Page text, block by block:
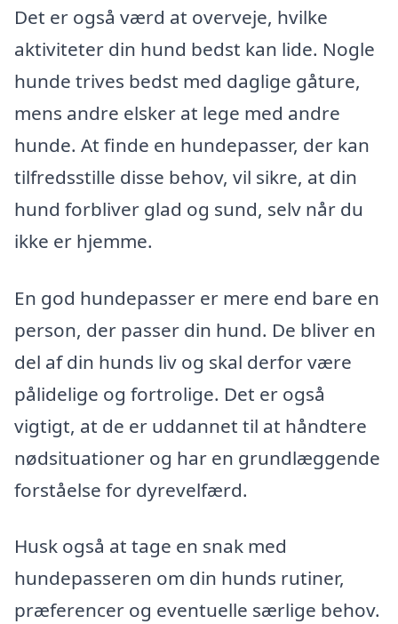
Det er også værd at overveje, hvilke
aktiviteter din hund bedst kan lide. Nogle
hunde trives bedst med daglige gåture,
mens andre elsker at lege med andre
hunde. At finde en hundepasser, der kan
tilfredsstille disse behov, vil sikre, at din
hund forbliver glad og sund, selv når du
ikke er hjemme.
En god hundepasser er mere end bare en
person, der passer din hund. De bliver en
del af din hunds liv og skal derfor være
pålidelige og fortrolige. Det er også
vigtigt, at de er uddannet til at håndtere
nødsituationer og har en grundlæggende
forståelse for dyrevelfærd.
Husk også at tage en snak med
hundepasseren om din hunds rutiner,
præferencer og eventuelle særlige behov.